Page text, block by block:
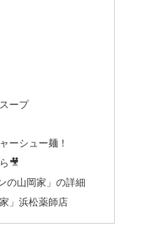
ープ
ーシュー麺！
🎥
の山岡家」の詳細
」浜松薬師店